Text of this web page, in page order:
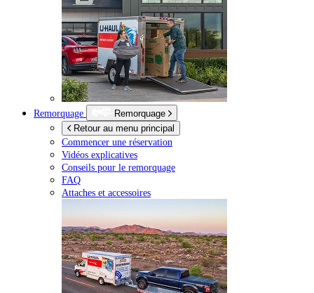
Remorquage
Remorquage
Retour au menu principal
Commencer une réservation
Vidéos explicatives
Conseils pour le remorquage
FAQ
Attaches et accessoires